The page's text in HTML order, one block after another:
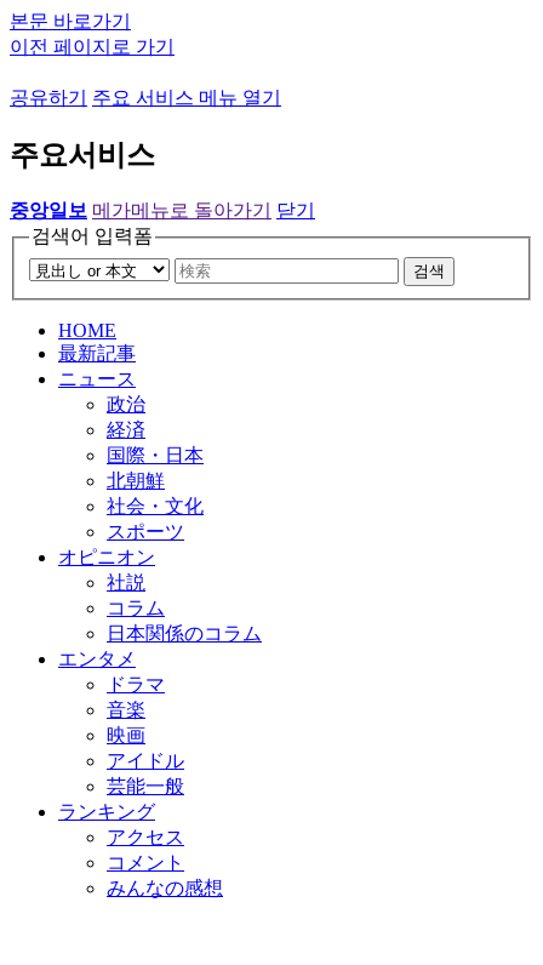
본문 바로가기
이전 페이지로 가기
공유하기 주요 서비스 메뉴 열기
주요서비스
중앙일보 메가메뉴로 돌아가기
닫기
검색어 입력폼
검색
HOME
最新記事
ニュース
政治
経済
国際・日本
北朝鮮
社会・文化
スポーツ
オピニオン
社説
コラム
日本関係のコラム
エンタメ
ドラマ
音楽
映画
アイドル
芸能一般
ランキング
アクセス
コメント
みんなの感想